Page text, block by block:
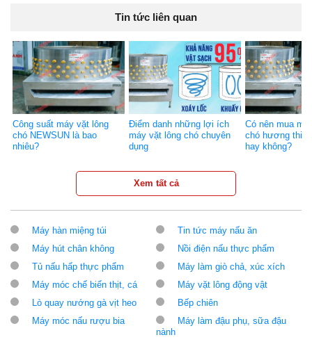
Tin tức liên quan
Công suất máy vặt lông
chó NEWSUN là bao
nhiêu?
Điểm danh những lợi ích
máy vặt lông chó chuyên
dụng
Có nên mua
chó hương
hay không?
Xem tất cả
Máy hàn miệng túi
Tin tức máy nấu ăn
Máy hút chân không
Nồi điện nấu thực phẩm
Tủ nấu hấp thực phẩm
Máy làm giò chả, xúc xích
Máy móc chế biến thịt, cá
Máy vặt lông động vật
Lò quay nướng gà vịt heo
Bếp chiên
Máy móc nấu rượu bia
Máy làm đậu phụ, sữa đậu
nành